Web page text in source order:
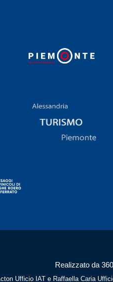
Realizzato da
Ufficio IAT e Raffaella Caria